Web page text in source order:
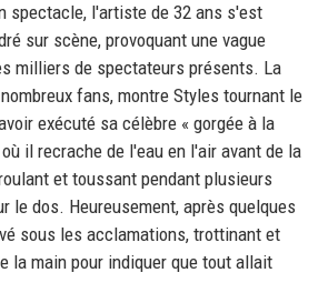
spectacle, l'artiste de 32 ans s'est
sur scène, provoquant une vague
milliers de spectateurs présents. La
fans, montre Styles tournant le
exécuté sa célèbre « gorgée à la
il recrache de l'eau en l'air avant de la
et toussant pendant plusieurs
le dos. Heureusement, après quelques
sous les acclamations, trottinant et
la main pour indiquer que tout allait